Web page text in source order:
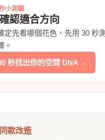
小測驗
認適合方向
定先看哪個花色，先用 30 秒
。
秒找出你的空間 DNA →
款改造